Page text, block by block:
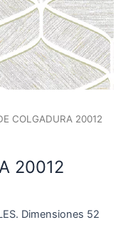
COLGADURA 20012
20012
Dimensiones 52